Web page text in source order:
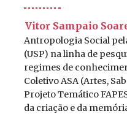
Vitor Sampaio
Antropologia Social
(USP) na linha de
regimes de
Coletivo ASA (Artes,
Projeto Temático
da criação e da